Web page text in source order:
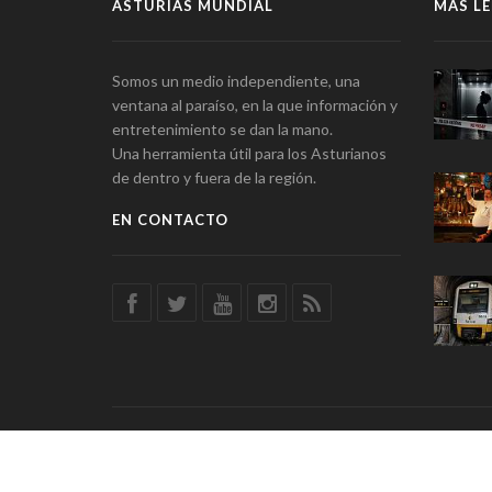
ASTURIAS MUNDIAL
Somos un medio independiente, una
ventana al paraíso, en la que información y
entretenimiento se dan la mano.
Una herramienta útil para los Asturianos
de dentro y fuera de la región.
EN CONTACTO
MÁS